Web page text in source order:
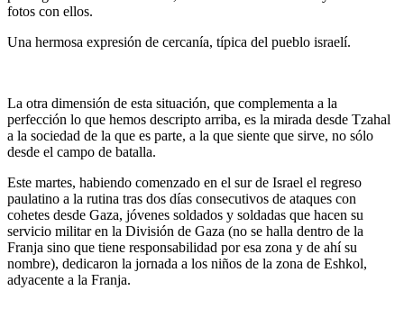
fotos con ellos.
Una hermosa expresión de cercanía, típica del pueblo israelí.
La otra dimensión de esta situación, que complementa a la
perfección lo que hemos descripto arriba, es la mirada desde Tzahal
a la sociedad de la que es parte, a la que siente que sirve, no sólo
desde el campo de batalla.
Este martes, habiendo comenzado en el sur de Israel el regreso
paulatino a la rutina tras dos días consecutivos de ataques con
cohetes desde Gaza, jóvenes soldados y soldadas que hacen su
servicio militar en la División de Gaza (no se halla dentro de la
Franja sino que tiene responsabilidad por esa zona y de ahí su
nombre), dedicaron la jornada a los niños de la zona de Eshkol,
adyacente a la Franja.